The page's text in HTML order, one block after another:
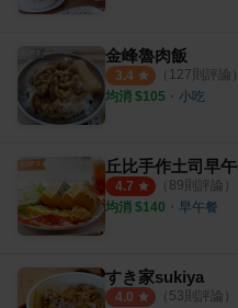
金峰魯肉飯
3.4 （ 127則評論）
均消 $105 ・ 小吃
4.7 （ 89則評論）
均消 $140 ・ 早午餐
すき家sukiya
4.0 （ 53則評論）